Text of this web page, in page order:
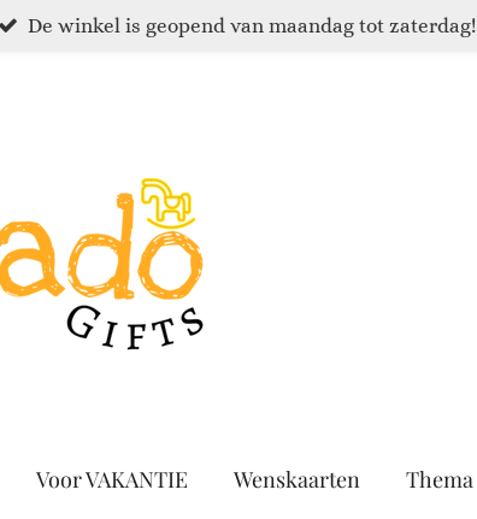
De winkel is geopend van maandag tot zaterdag!
Voor VAKANTIE Wenskaarten
Thema